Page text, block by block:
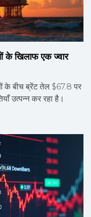
के खिलाफ एक ज्वार
के बीच ब्रेंट तेल $67.8 पर
उत्पन्न कर रहा है।